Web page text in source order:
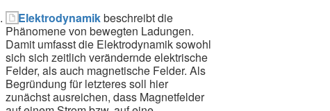
Elektrodynamikbeschreibt die
Phänomene von bewegten Ladungen.
Damit umfasst die Elektrodynamik sowohl
sich sich zeitlich verändernde elektrische
Felder, als auch magnetische Felder. Als
Begründung für letzteres soll hier
zunächst ausreichen, dass Magnetfelder